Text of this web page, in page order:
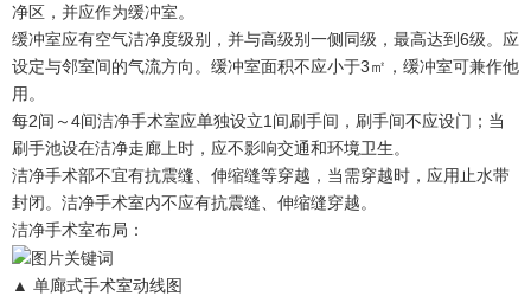
净区，并应作为缓冲室。
缓冲室应有空气洁净度级别，并与高级别一侧同级，最高达到6级。应
设定与邻室间的气流方向。缓冲室面积不应小于3㎡，缓冲室可兼作他
用。
每2间～4间洁净手术室应单独设立1间刷手间，刷手间不应设门；当
刷手池设在洁净走廊上时，应不影响交通和环境卫生。
洁净手术部不宜有抗震缝、伸缩缝等穿越，当需穿越时，应用止水带
封闭。洁净手术室内不应有抗震缝、伸缩缝穿越。
洁净手术室布局：
▲ 单廊式手术室动线图